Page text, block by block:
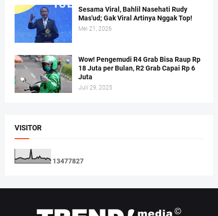
Sesama Viral, Bahlil Nasehati Rudy
Mas'ud; Gak Viral Artinya Nggak Top!
Mei 21, 2026
Wow! Pengemudi R4 Grab Bisa Raup Rp
18 Juta per Bulan, R2 Grab Capai Rp 6
Juta
Juli 29, 2025
VISITOR
13477827